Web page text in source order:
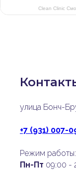
Clean Clinic
улица Бонч-
+7 (931) 007-
Режим работы:
Пн-Пт 09:00 -